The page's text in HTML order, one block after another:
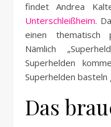
findet Andrea
Unterschleißheim.
einen thematisch
Nämlich
Superhelden
Superhelden basteln
Das